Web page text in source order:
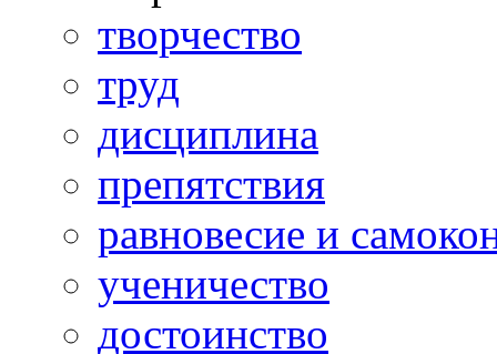
творчество
труд
дисциплина
препятствия
равновесие и
ученичество
достоинство